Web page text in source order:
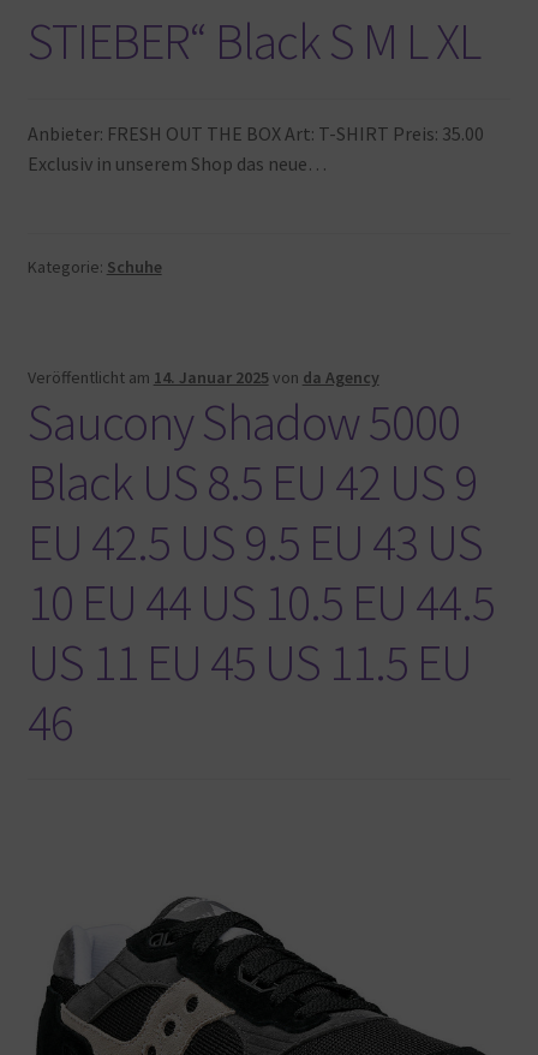
STIEBER“ Black S M L XL
Anbieter: FRESH OUT THE BOX Art: T-SHIRT Preis: 35.00
Exclusiv in unserem Shop das neue…
Kategorie: Schuhe
Veröffentlicht am 14. Januar 2025von da Agency
Saucony Shadow 5000
Black US 8.5 EU 42 US 9
EU 42.5 US 9.5 EU 43 US
10 EU 44 US 10.5 EU 44.5
US 11 EU 45 US 11.5 EU
46